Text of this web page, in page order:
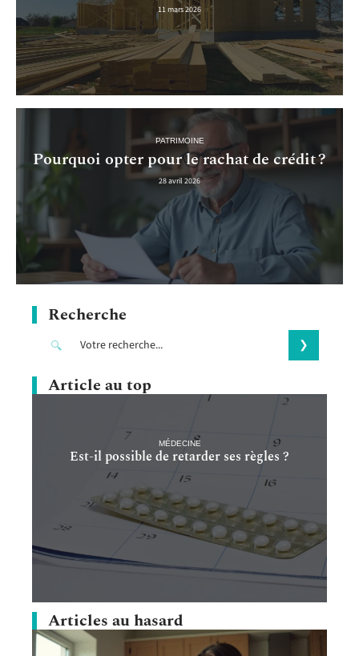
11 mars 2026
PATRIMOINE
Pourquoi opter pour le rachat de crédit ?
28 avril 2026
Recherche
Article au top
MÉDECINE
Est-il possible de retarder ses règles ?
Articles au hasard